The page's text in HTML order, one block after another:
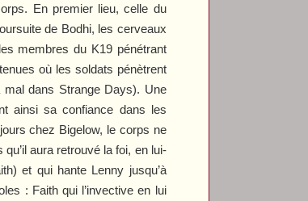
En premier lieu, celle du
de Bodhi, les cerveaux
membres du K19 pénétrant
où les soldats pénètrent
mal dans Strange Days). Une
ainsi sa confiance dans les
chez Bigelow, le corps ne
aura retrouvé la foi, en lui-
et qui hante Lenny jusqu’à
: Faith qui l’invective en lui